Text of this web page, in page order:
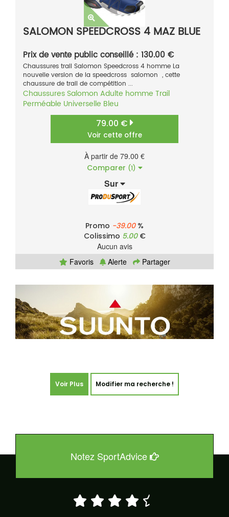
SALOMON SPEEDCROSS 4 MAZ BLUE
Prix de vente public conseillé : 130.00 €
Chaussures trail Salomon Speedcross 4 homme La
nouvelle version de la speedcross salomon , cette
chaussure de trail de compétition ...
Chaussures Salomon Adulte homme Trail
Perméable Universelle Bleu
79.00 €
Voir cette offre
À partir de 79.00 €
Comparer (1)
Sur
Promo -39.00%
Colissimo 5.00€
Aucun avis
Favoris
Alerte Partager
Voir Plus Modifier ma recherche !
Notez SportAdvice